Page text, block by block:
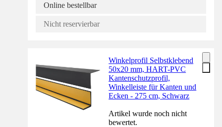
Online bestellbar
Nicht reservierbar
Winkelprofil Selbstklebend
50x20 mm, HART-PVC
Kantenschutzprofil,
Winkelleiste für Kanten und
Ecken - 275 cm, Schwarz
Artikel wurde noch nicht
bewertet.